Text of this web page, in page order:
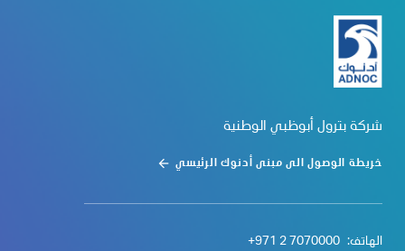
شركة بترول أبوظبي الوطنية
خريطة الوصول الى مبنى أدنوك الرئيسي
الهاتف: +971 2 7070000